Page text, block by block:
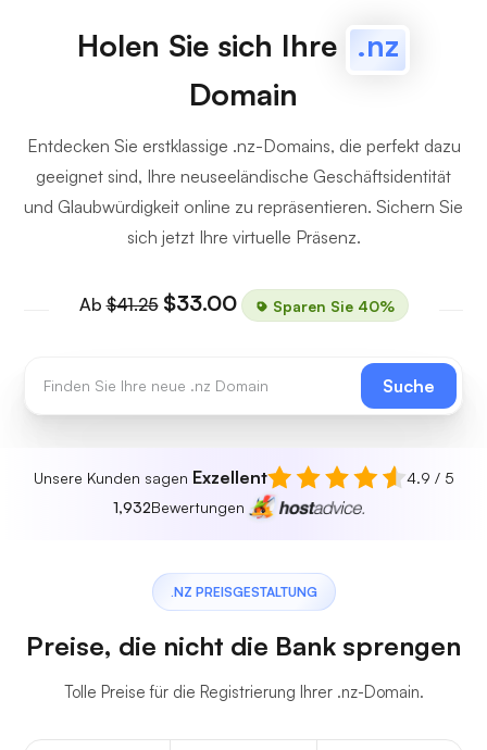
Holen Sie sich Ihre .nz
Domain
Entdecken Sie erstklassige .nz-Domains, die perfekt dazu
geeignet sind, Ihre neuseeländische Geschäftsidentität
und Glaubwürdigkeit online zu repräsentieren. Sichern Sie
sich jetzt Ihre virtuelle Präsenz.
Ab$41.25 $33.00 Sparen Sie 40%
Suche
Unsere Kunden sagen Exzellent
4.9 / 5
1,932Bewertungen
.NZ PREISGESTALTUNG
Preise, die nicht die Bank sprengen
Tolle Preise für die Registrierung Ihrer .nz-Domain.